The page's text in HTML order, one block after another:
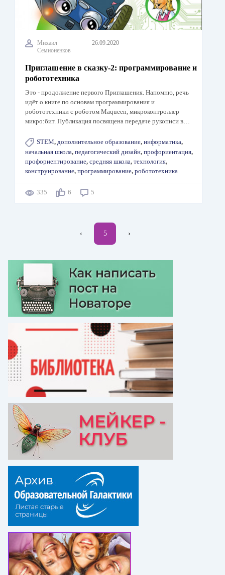
Михаил
Семионенков
26.09.2020
Приглашение в сказку-2: программирование и
робототехника
Это - продолжение первого Приглашения. Напомню, речь
идёт о книге по основам программирования и
робототехники с роботом Maqueen, микроконтроллер
микро:бит. Публикация посвящена передаче рукописи в…
STEM, дополнительное образование, информатика,
начальная школа, педагогический дизайн, профориентация,
профориентирование, средняя школа, технология,
конструирование, программирование, робототехника
335 6 5
←
‹ Текущая
5 Следующая
›